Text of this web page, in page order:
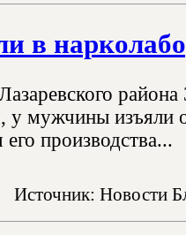
в
мужчины изъяли
производства...
Источник: Новости